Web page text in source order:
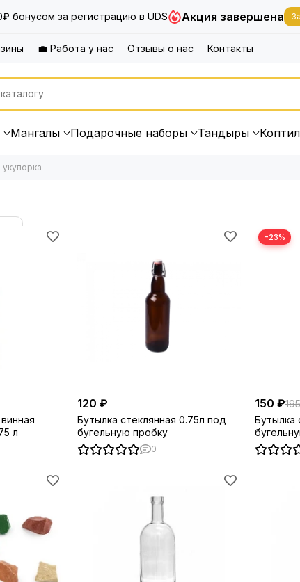
бонусом за регистрацию в UDS Акция завершена
💼 Работа у нас Отзывы о нас Контакты
Мангалы Подарочные наборы Тандыры
укупорка
л
120 ₽
Бутылка стеклянная 0.75л под
бугельную пробку
0
−23%
150 ₽
Бутылка